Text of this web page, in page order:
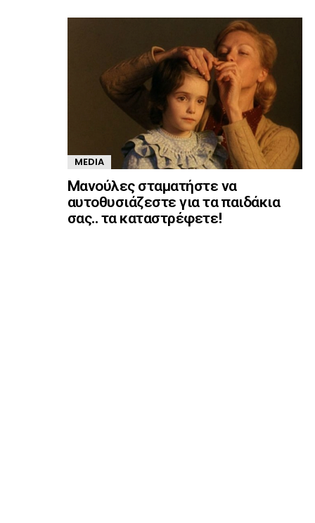
MEDIA
Mανούλες σταματήστε να
αυτοθυσιάζεστε για τα παιδάκια
σας.. τα καταστρέφετε!